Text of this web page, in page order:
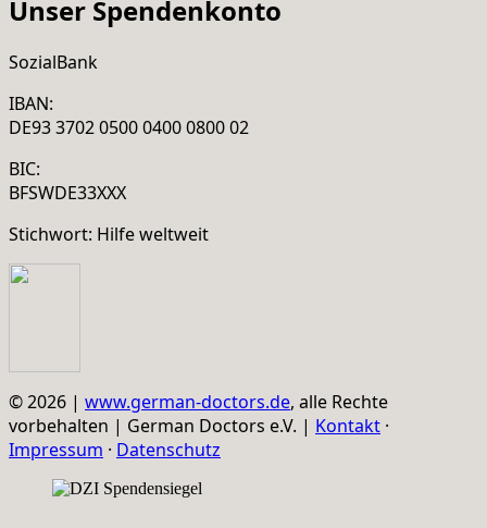
Unser Spendenkonto
SozialBank
IBAN:
DE93 3702 0500 0400 0800 02
BIC:
BFSWDE33XXX
Stichwort: Hilfe weltweit
© 2026 | www.german-doctors.de, alle Rechte
vorbehalten | German Doctors e.V. | Kontakt ·
Impressum · Datenschutz